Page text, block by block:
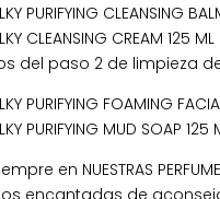
PURIFYING CLEANSING
CLEANSING CREAM 125 ML
del paso 2 de limpieza
PURIFYING FOAMING
PURIFYING MUD SOAP 125
en NUESTRAS
encantadas de